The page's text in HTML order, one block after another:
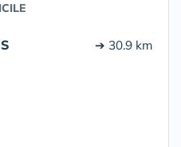
➔ 30.9 km